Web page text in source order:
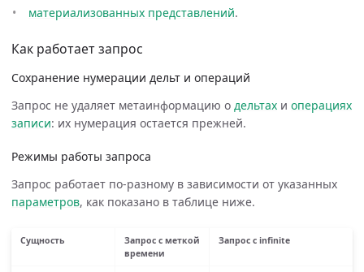
материализованных представлений.
Как работает запрос
Сохранение нумерации дельт и операций
Запрос не удаляет метаинформацию о дельтах и операциях
записи: их нумерация остается прежней.
Режимы работы запроса
Запрос работает по-разному в зависимости от указанных
параметров, как показано в таблице ниже.
Сущность
Запрос с меткой
времени
Запрос с infinite